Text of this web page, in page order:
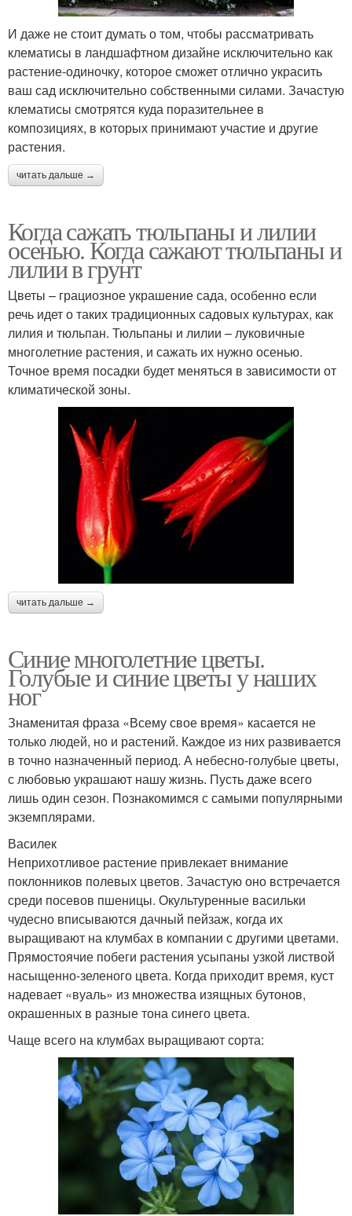
И даже не стоит думать о том, чтобы рассматривать
клематисы в ландшафтном дизайне исключительно как
растение-одиночку, которое сможет отлично украсить
ваш сад исключительно собственными силами. Зачастую
клематисы смотрятся куда поразительнее в
композициях, в которых принимают участие и другие
растения.
читать дальше →
Когда сажать тюльпаны и лилии
осенью. Когда сажают тюльпаны и
лилии в грунт
Цветы – грациозное украшение сада, особенно если
речь идет о таких традиционных садовых культурах, как
лилия и тюльпан. Тюльпаны и лилии – луковичные
многолетние растения, и сажать их нужно осенью.
Точное время посадки будет меняться в зависимости от
климатической зоны.
читать дальше →
Синие многолетние цветы.
Голубые и синие цветы у наших
ног
Знаменитая фраза «Всему свое время» касается не
только людей, но и растений. Каждое из них развивается
в точно назначенный период. А небесно-голубые цветы,
с любовью украшают нашу жизнь. Пусть даже всего
лишь один сезон. Познакомимся с самыми популярными
экземплярами.
Василек
Неприхотливое растение привлекает внимание
поклонников полевых цветов. Зачастую оно встречается
среди посевов пшеницы. Окультуренные васильки
чудесно вписываются дачный пейзаж, когда их
выращивают на клумбах в компании с другими цветами.
Прямостоячие побеги растения усыпаны узкой листвой
насыщенно-зеленого цвета. Когда приходит время, куст
надевает «вуаль» из множества изящных бутонов,
окрашенных в разные тона синего цвета.
Чаще всего на клумбах выращивают сорта: